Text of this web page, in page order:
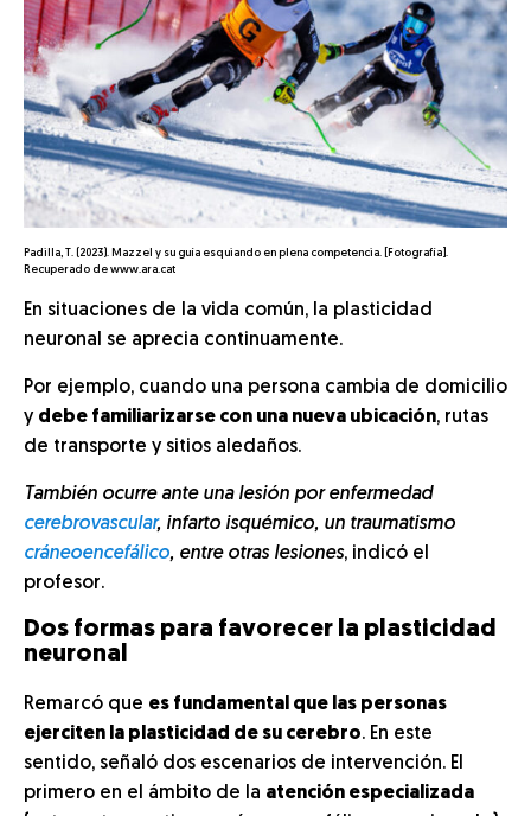
Padilla, T. (2023). Mazzel y su guía esquiando en plena competencia. [Fotografía].
Recuperado de www.ara.cat
En situaciones de la vida común, la plasticidad
neuronal se aprecia continuamente.
Por ejemplo, cuando una persona cambia de domicilio
y debe familiarizarse con una nueva ubicación, rutas
de transporte y sitios aledaños.
También ocurre ante una lesión por enfermedad
cerebrovascular, infarto isquémico, un traumatismo
cráneoencefálico, entre otras lesiones, indicó el
profesor.
Dos formas para favorecer la plasticidad
neuronal
Remarcó que es fundamental que las personas
ejerciten la plasticidad de su cerebro. En este
sentido, señaló dos escenarios de intervención. El
primero en el ámbito de la atención especializada